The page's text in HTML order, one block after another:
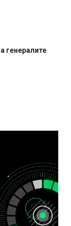
генералите